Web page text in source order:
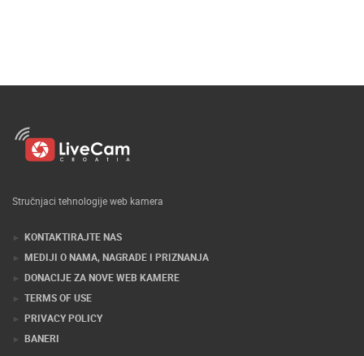
Stručnjaci tehnologije web kamera
KONTAKTIRAJTE NAS
MEDIJI O NAMA, NAGRADE I PRIZNANJA
DONACIJE ZA NOVE WEB KAMERE
TERMS OF USE
PRIVACY POLICY
BANERI